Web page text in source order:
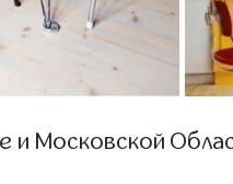
и Московской